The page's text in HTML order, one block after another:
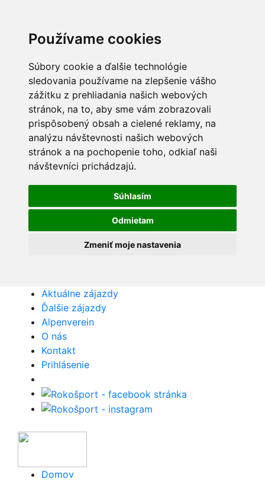
Používame cookies
Súbory cookie a ďalšie technológie
sledovania používame na zlepšenie vášho
zážitku z prehliadania našich webových
stránok, na to, aby sme vám zobrazovali
prispôsobený obsah a cielené reklamy, na
analýzu návštevnosti našich webových
stránok a na pochopenie toho, odkiaľ naši
návštevníci prichádzajú.
Súhlasím
Odmietam
Zmeniť moje nastavenia
Aktuálne zájazdy
Ďalšie zájazdy
Alpenverein
O nás
Kontakt
Prihlásenie
Domov